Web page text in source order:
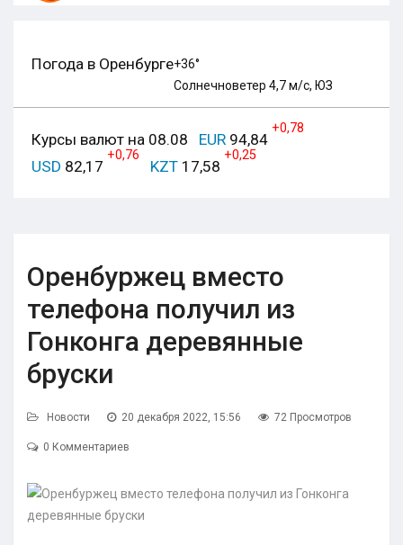
Погода в Оренбурге+36°
Солнечноветер 4,7 м/с, ЮЗ
Курсы валют на 08.08 EUR 94,84
+0,78
USD 82,17
+0,76
KZT 17,58
+0,25
Оренбуржец вместо
телефона получил из
Гонконга деревянные
бруски
Новости 20 декабря 2022, 15:56 72 Просмотров
0 Комментариев